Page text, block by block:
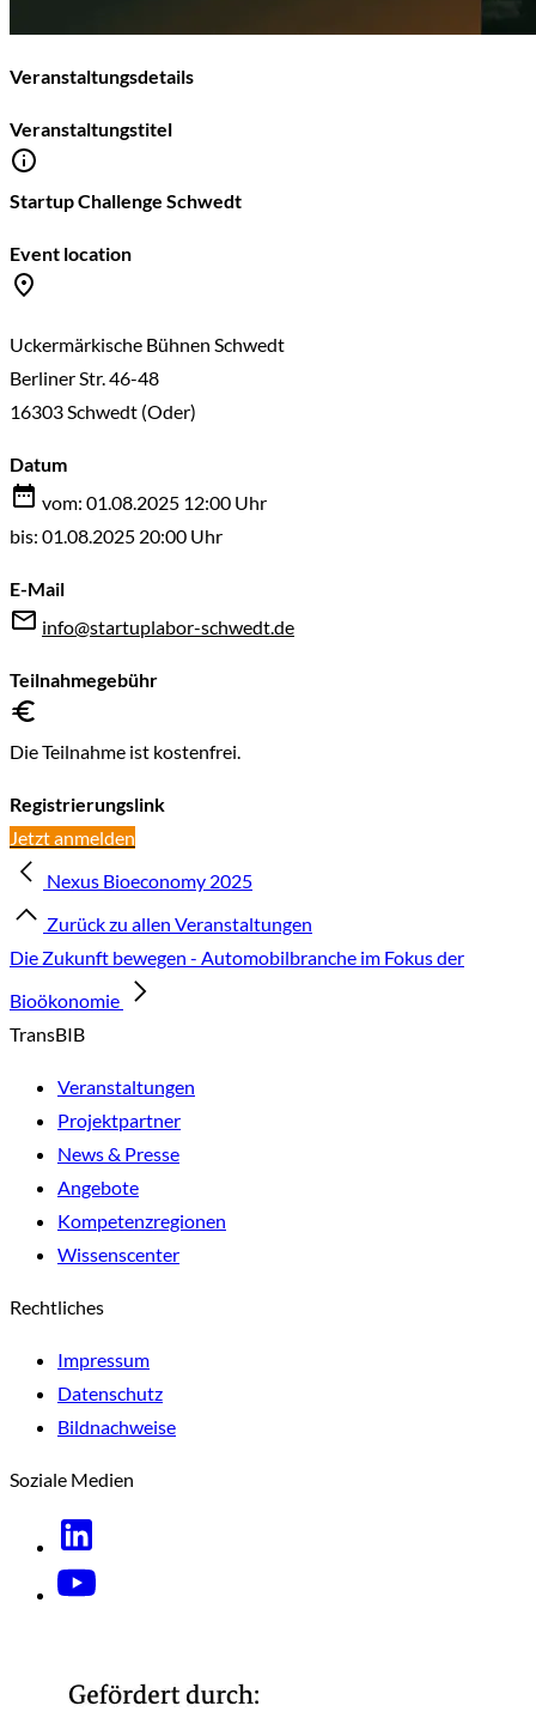
Veranstaltungsdetails
Veranstaltungstitel
Startup Challenge Schwedt
Event location
Uckermärkische Bühnen Schwedt
Berliner Str. 46-48
16303 Schwedt (Oder)
Datum
vom: 01.08.2025 12:00 Uhr
bis: 01.08.2025 20:00 Uhr
E-Mail
info@startuplabor-schwedt.de
Teilnahmegebühr
Die Teilnahme ist kostenfrei.
Registrierungslink
Jetzt anmelden
Nexus Bioeconomy 2025
Zurück zu allen Veranstaltungen
Die Zukunft bewegen - Automobilbranche im Fokus der
Bioökonomie
TransBIB
Veranstaltungen
Projektpartner
News & Presse
Angebote
Kompetenzregionen
Wissenscenter
Rechtliches
Impressum
Datenschutz
Bildnachweise
Soziale Medien